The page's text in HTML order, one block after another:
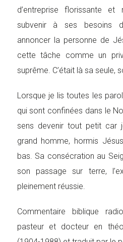
d’entreprise florissante
subvenir à ses besoins
annoncer la personne de
cette tâche comme un
suprême. C’était là sa seule,
Lorsque je lis toutes les
qui sont confinées dans le
sens devenir tout petit car
grand homme, hormis
bas. Sa consécration au
son passage sur terre,
pleinement réussie.
Commentaire biblique
pasteur et docteur en